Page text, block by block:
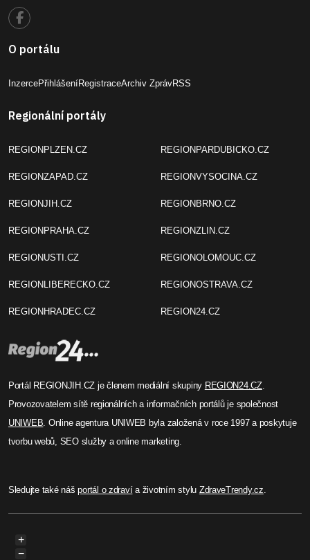
Miroslav Pucholt
přiblíží zlato, voroplavbu i
přírodní bohatství
Muzeum středního Pootaví ve Strakonicích
připravuje výstavu Otava strakonická, která od